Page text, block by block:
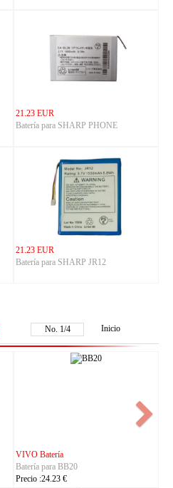
21.23 EUR
Batería para SHARP PHONE
21.23 EUR
Batería para SHARP JR12
No. 1/4 Inicio
Batería para C21P2401